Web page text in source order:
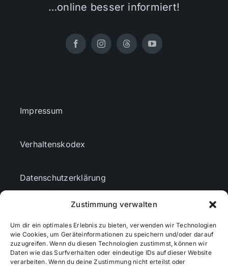
Zustimmung verwalten
Um dir ein optimales Erlebnis zu bieten, verwenden wir Technologien
wie Cookies, um Geräteinformationen zu speichern und/oder darauf
zuzugreifen. Wenn du diesen Technologien zustimmst, können wir
Daten wie das Surfverhalten oder eindeutige IDs auf dieser Website
verarbeiten. Wenn du deine Zustimmung nicht erteilst oder
…online besser informiert!
Impressum
Verhaltenskodex
Datenschutzerklärung
Cookie-Richtlinie (EU)